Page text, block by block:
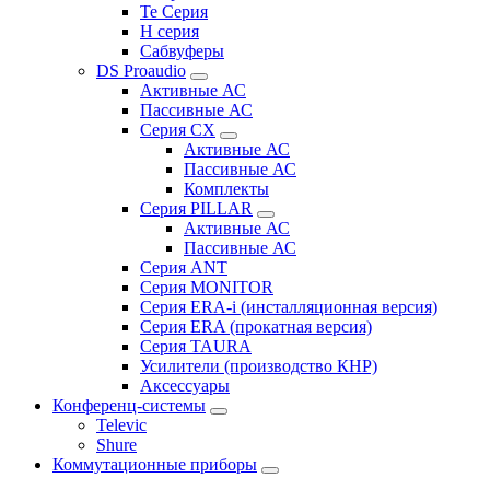
Te Серия
H серия
Сабвуферы
DS Proaudio
Активные АС
Пассивные АС
Серия CX
Активные АС
Пассивные АС
Комплекты
Серия PILLAR
Активные АС
Пассивные АС
Серия ANT
Серия MONITOR
Серия ERA-i (инсталляционная версия)
Серия ERA (прокатная версия)
Серия TAURA
Усилители (производство КНР)
Аксессуары
Конференц-системы
Televic
Shure
Коммутационные приборы